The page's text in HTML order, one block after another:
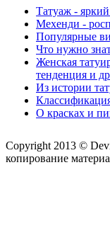
Татуаж -
Мехенди -
Популярные
Что нужно
Женская
тенденция и
Из истории
О красках и
Copyright 2013 ©
копирование